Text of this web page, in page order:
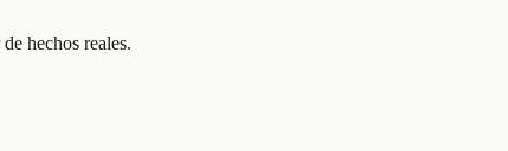
hechos reales.